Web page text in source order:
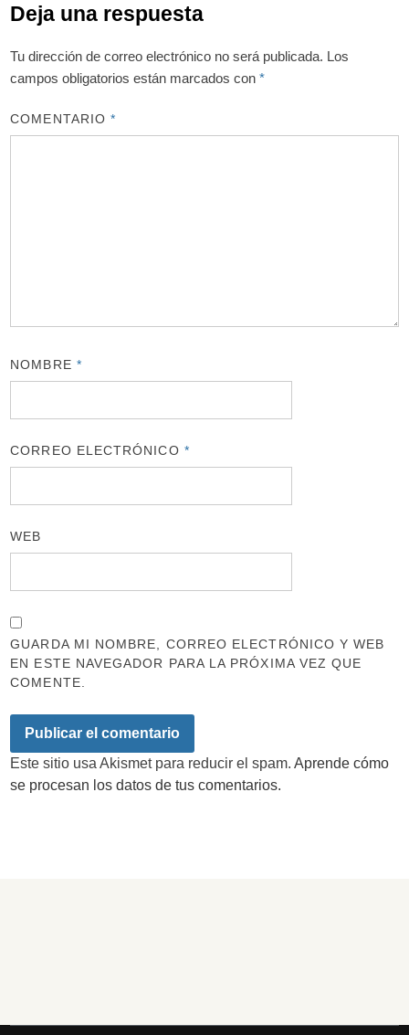
Deja una respuesta
Tu dirección de correo electrónico no será publicada. Los
campos obligatorios están marcados con*
COMENTARIO*
NOMBRE *
CORREO ELECTRÓNICO *
WEB
GUARDA MI NOMBRE, CORREO ELECTRÓNICO Y WEB
EN ESTE NAVEGADOR PARA LA PRÓXIMA VEZ QUE
COMENTE.
Este sitio usa Akismet para reducir el spam.Aprende cómo
se procesan los datos de tus comentarios.